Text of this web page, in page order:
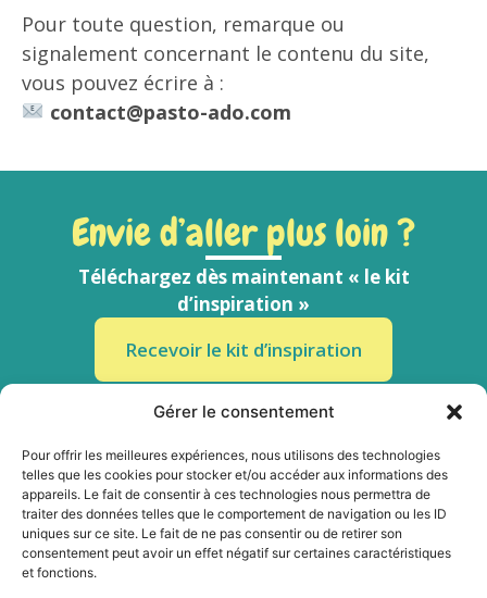
Gérer le consentement
Pour offrir les meilleures expériences, nous utilisons des technologies
telles que les cookies pour stocker et/ou accéder aux informations des
appareils. Le fait de consentir à ces technologies nous permettra de
traiter des données telles que le comportement de navigation ou les ID
uniques sur ce site. Le fait de ne pas consentir ou de retirer son
consentement peut avoir un effet négatif sur certaines caractéristiques
et fonctions.
Pour toute question, remarque ou
signalement concernant le contenu du site,
vous pouvez écrire à :
contact@pasto-ado.com
Envie d’aller plus loin ?
Téléchargez dès maintenant « le kit
d’inspiration »
Recevoir le kit d’inspiration
clés en main pour animer les premières rencontres
de l’année avec les 12 – 18 ans.
Comme vous je n’aime pas les spams : votre adresse email ne sera
jamais cédée ni revendue. En vous inscrivant ici, vous recevrez des
articles, vidéos, podcasts, offres commerciales et autres conseils
pour améliorer votre relation avec vos élèves.